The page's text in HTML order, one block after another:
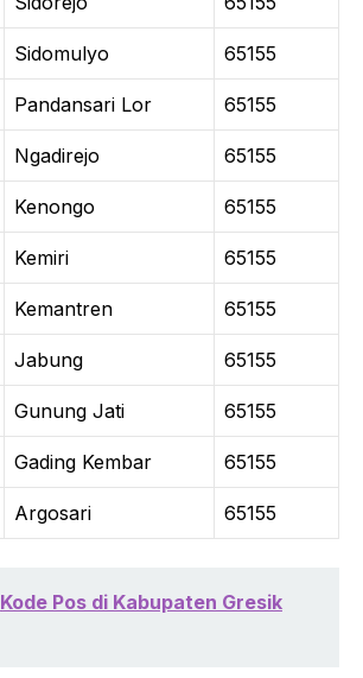
Sidomulyo 65155
Pandansari Lor 65155
Ngadirejo 65155
Kenongo 65155
Kemiri 65155
Kemantren 65155
Jabung 65155
Gunung Jati 65155
Gading Kembar 65155
Argosari 65155
Kode Pos di Kabupaten Gresik